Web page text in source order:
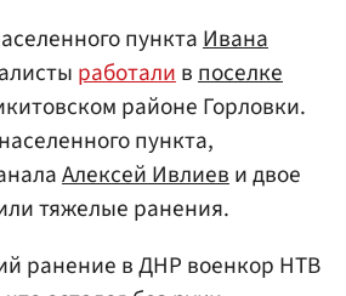
пункта Ивана
работали в поселке
районе Горловки.
пункта,
Алексей Ивлиев и двое
тяжелые ранения.
ранение в ДНР военкор НТВ